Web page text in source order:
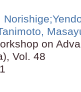
Norishige
on
Vol. 48